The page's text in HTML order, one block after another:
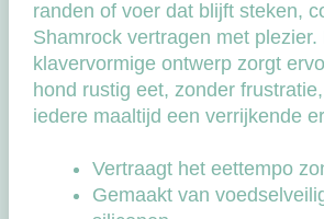
randen of voer dat blijft steken,
Shamrock vertragen met plezier.
klavervormige ontwerp zorgt
hond rustig eet, zonder
iedere maaltijd een verrijkende
Vertraagt het eettempo
Gemaakt van